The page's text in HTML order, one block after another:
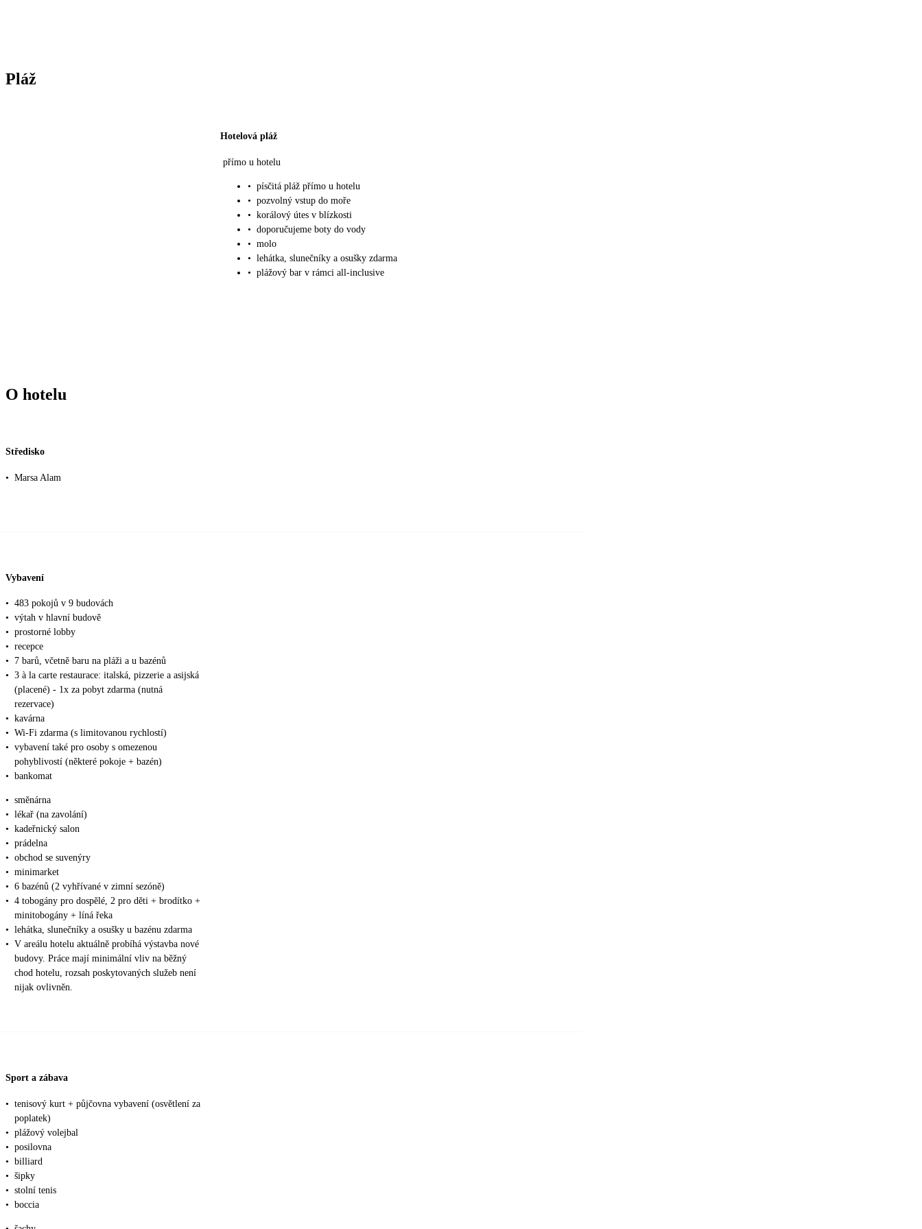
Pláž
Hotelová pláž
přímo u hotelu
• písčitá pláž přímo u hotelu
• pozvolný vstup do moře
• korálový útes v blízkosti
• doporučujeme boty do vody
• molo
• lehátka, slunečníky a osušky zdarma
• plážový bar v rámci all-inclusive
O hotelu
Středisko
• Marsa Alam
Vybavení
• 483 pokojů v 9 budovách
• výtah v hlavní budově
• prostorné lobby
• recepce
•
7 barů, včetně baru na pláži a u bazénů
• 3 à la carte restaurace: italská, pizzerie a asijská
(placené) - 1x za pobyt zdarma (nutná
rezervace)
• kavárna
• Wi-Fi zdarma (s limitovanou rychlostí)
• vybavení také pro osoby s omezenou
pohyblivostí (některé pokoje + bazén)
• bankomat
• směnárna
• lékař (na zavolání)
• kadeřnický salon
• prádelna
• obchod se suvenýry
• minimarket
• 6 bazénů (2 vyhřívané v zimní sezóně)
• 4 tobogány pro dospělé, 2 pro děti + brodítko +
minitobogány + líná řeka
• lehátka, slunečníky a osušky u bazénu zdarma
• V areálu hotelu aktuálně probíhá výstavba nové
budovy. Práce mají minimální vliv na běžný
chod hotelu, rozsah poskytovaných služeb není
nijak ovlivněn.
Sport a zábava
• tenisový kurt + půjčovna vybavení (osvětlení za
poplatek)
• plážový volejbal
• posilovna
• billiard
• šipky
• stolní tenis
• boccia